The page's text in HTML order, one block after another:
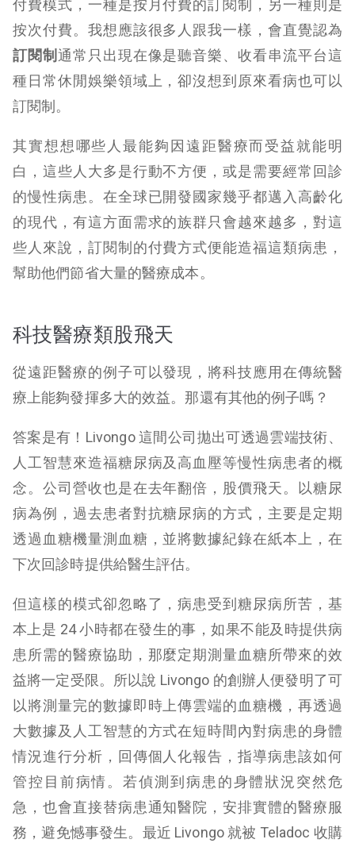
付費模式，一種是按月付費的訂閱制，另一種則是
按次付費。 我想應該很多人跟我一樣，會直覺認為
訂閱制 通常只出現在像是聽音樂、收看串流平台這
種日常休閒娛樂領域上，卻沒想到原來看病也可以
訂閱制。
其實想想哪些人最能夠因遠距醫療而受益就能明
白，這些人大多是行動不方便，或是需要經常回診
的慢性病患。在全球已開發國家幾乎都邁入高齡化
的現代，有這方面需求的族群只會越來越多，對這
些人來說，訂閱制的付費方式便能造福這類病患，
幫助他們節省大量的醫療成本。
科技醫療類股飛天
從遠距醫療的例子可以發現，將科技應用在傳統醫
療上能夠發揮多大的效益。那還有其他的例子嗎？
答案是有！Livongo 這間公司拋出可透過雲端技術、
人工智慧來造福糖尿病及高血壓等慢性病患者的概
念。公司營收也是在去年翻倍，股價飛天。
以糖尿
病為例，過去患者對抗糖尿病的方式，主要是定期
透過血糖機量測血糖，並將數據紀錄在紙本上，在
下次回診時提供給醫生評估。
但這樣的模式卻忽略了，病患受到糖尿病所苦，基
本上是 24 小時都在發生的事，如果不能及時提供病
患所需的醫療協助，那麼定期測量血糖所帶來的效
益將一定受限。所以說 Livongo 的創辦人便發明了可
以將測量完的數據即時上傳雲端的血糖機，再透過
大數據及人工智慧的方式在短時間內對病患的身體
情況進行分析，回傳個人化報告，指導病患該如何
管控目前病情。若偵測到病患的身體狀況突然危
急，也會直接替病患通知醫院，安排實體的醫療服
務，避免憾事發生。最近 Livongo 就被 Teladoc 收購